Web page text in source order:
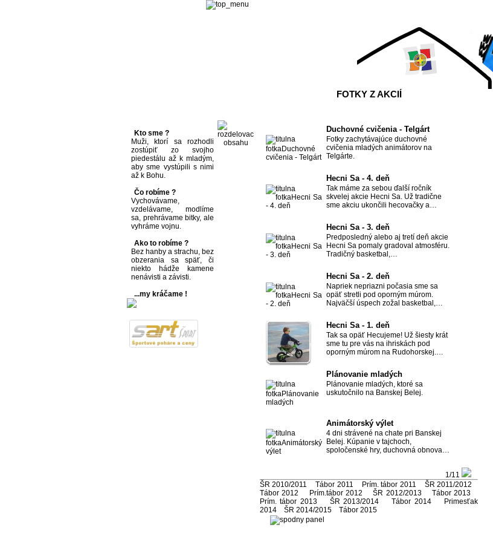
FOTKY Z AKCIÍ
Kto sme ?
Muži, ktorí sa rozhodli
zostúpiť zo svojho
piedestálu až k mladým,
aby sme vystúpili s nimi
až k Bohu.
Čo robíme ?
Vychovávame,
vzdelávame, modlíme
sa, prehrávame bitky, ale
vyhráme vojnu.
Ako to robíme ?
Bez hanby a strachu, bez
obzerania sa späť, či
niekto hádže kamene
nenávisti a závisti.
...my kráčame !
Duchovné cvičenia - Telgárt
Fotky zachytávajúce duchovné
cvičenia mladých animátorov na
Telgárte.
Hecni Sa - 4. deň
Tak máme za sebou ďalší ročník
skvelej akcie Hecni Sa. Už tradične
sme akciu ukončili hecovačky a…
Hecni Sa - 3. deň
Predposledný alebo aj tretí deň akcie
Hecni Sa pomaly gradoval atmosféru.
Tradičný basketbal,…
Hecni Sa - 2. deň
Napriek nepriazni počasia sme sa
opäť stretli pod oporným múrom.
Najväčší úspech zožal basketbal,…
Hecni Sa - 1. deň
Tak sa opäť Hecujeme! Už šiesty krát
sme tu pre vás na ihriskách pod
oporným múrom na Rudohorskej.…
Plánovanie mladých
Plánovanie mladých, ktoré sa
uskutočnilo na Banskej Belej.
Animátorský výlet
4 dni strávené na chate pri Banskej
Belej. Kúpanie v tajchoch,
spoločenské hry, duchovná obnova…
1/11
ŠR 2010/2011
Tábor 2011 Prím. tábor 2011
ŠR 2011/2012
Tábor 2012
Prím.tábor 2012 ŠR 2012/2013
Tábor 2013
Prím. tábor 2013
ŠR 2013/2014 Tábor 2014
Primesťak
2014
ŠR 2014/2015 Tábor 2015